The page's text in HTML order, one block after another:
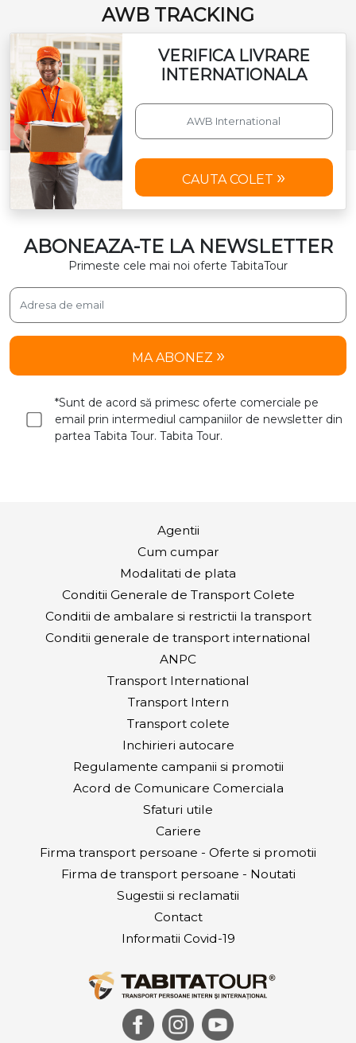
AWB TRACKING
VERIFICA LIVRARE
INTERNATIONALA
CAUTA COLET
ABONEAZA-TE LA NEWSLETTER
Primeste cele mai noi oferte TabitaTour
MA ABONEZ
*Sunt de acord să primesc oferte comerciale pe
email prin intermediul campaniilor de newsletter din
partea Tabita Tour. Tabita Tour.
Agentii
Cum cumpar
Modalitati de plata
Conditii Generale de Transport Colete
Conditii de ambalare si restrictii la transport
Conditii generale de transport international
ANPC
Transport International
Transport Intern
Transport colete
Inchirieri autocare
Regulamente campanii si promotii
Acord de Comunicare Comerciala
Sfaturi utile
Cariere
Firma transport persoane - Oferte si promotii
Firma de transport persoane - Noutati
Sugestii si reclamatii
Contact
Informatii Covid-19